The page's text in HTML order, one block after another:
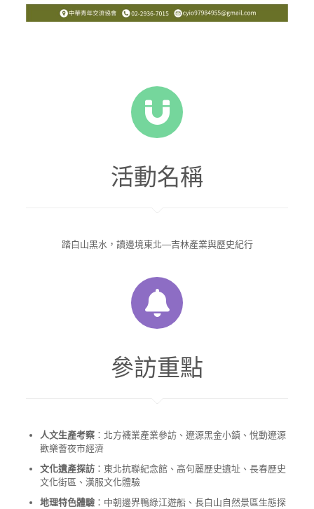
活動名稱
踏白山黑水，讀邊境東北—吉林產業與歷史紀行
參訪重點
人文生產考察：北方襪業產業參訪、遼源黑金小鎮、悅動遼源
歡樂薈夜市經濟
文化遺產探訪：東北抗聯紀念館、高句麗歷史遺址、長春歷史
文化街區、漢服文化體驗
地理特色體驗：中朝邊界鴨綠江遊船、長白山自然景區生態探